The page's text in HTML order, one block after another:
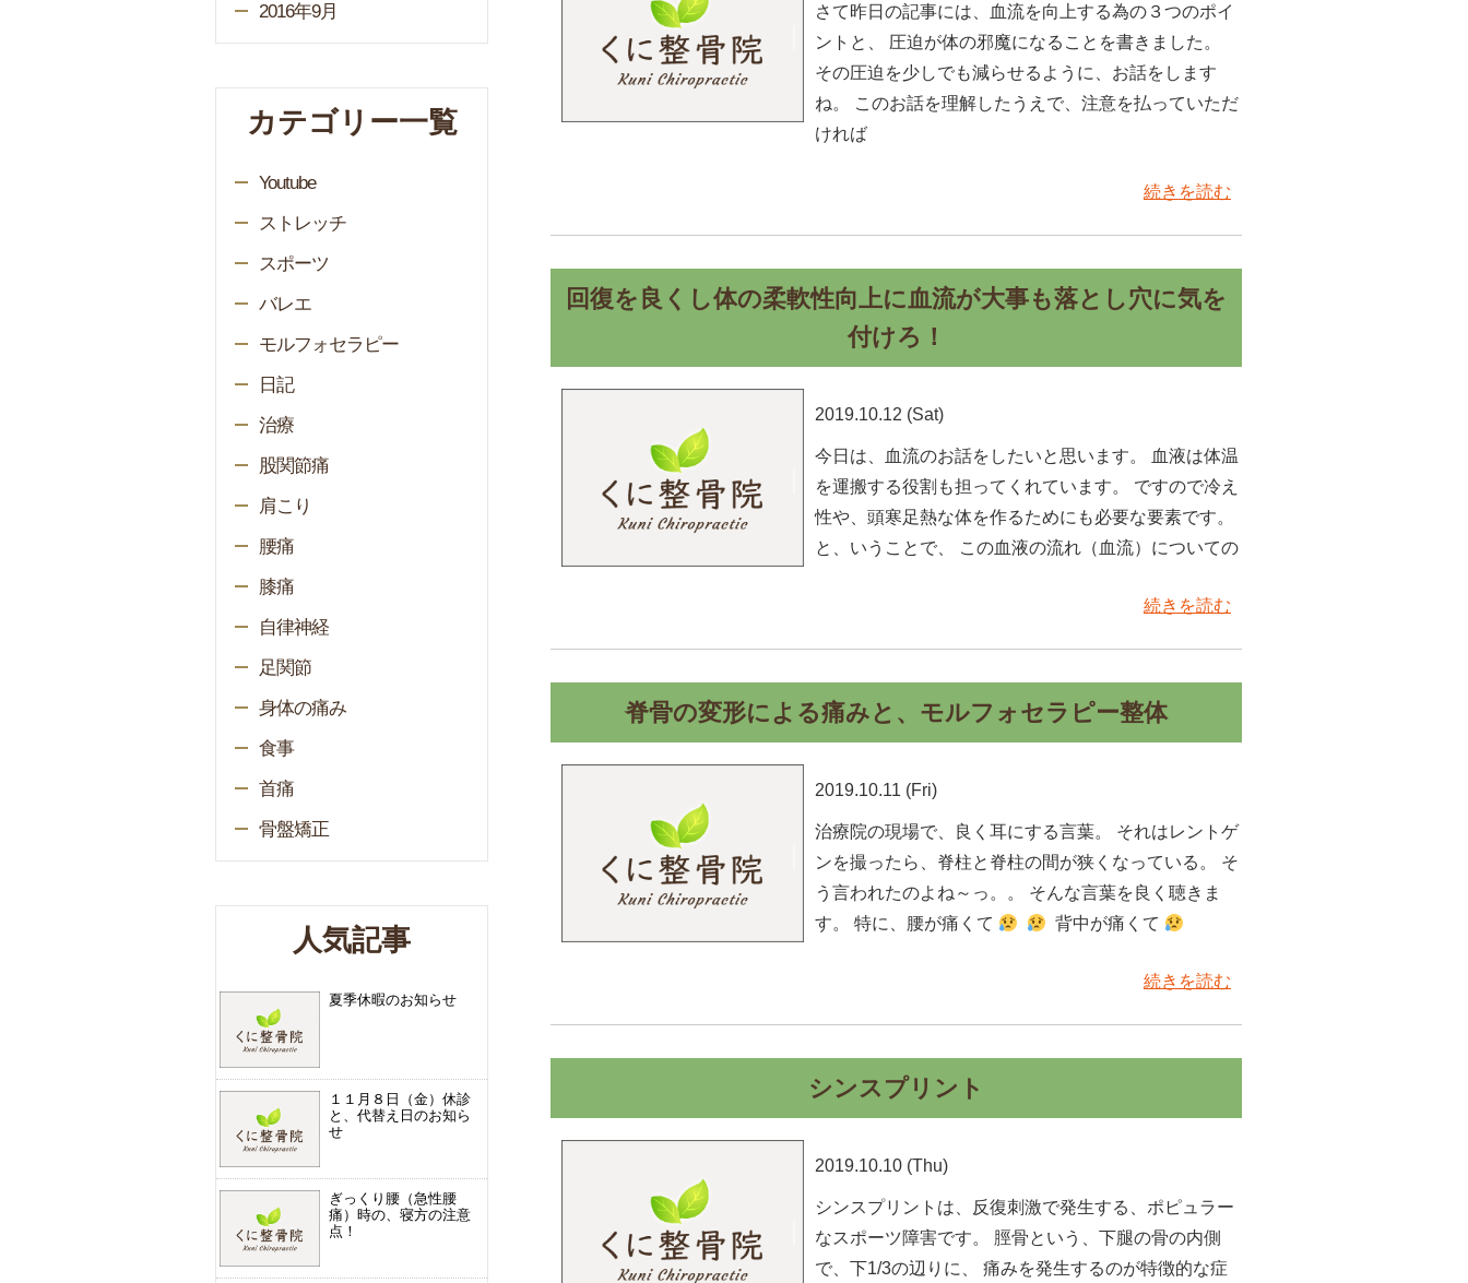
さて昨日の記事には、血流を向上する為の３つのポイ
ントと、 圧迫が体の邪魔になることを書きました。
その圧迫を少しでも減らせるように、お話をします
ね。 このお話を理解したうえで、注意を払っていただ
ければ
続きを読む
回復を良くし体の柔軟性向上に血流が大事も落とし穴に気を
付けろ！
2019.10.12 (Sat)
今日は、血流のお話をしたいと思います。 血液は体温
を運搬する役割も担ってくれています。 ですので冷え
性や、頭寒足熱な体を作るためにも必要な要素です。
と、いうことで、 この血液の流れ（血流）についての
続きを読む
脊骨の変形による痛みと、モルフォセラピー整体
2019.10.11 (Fri)
治療院の現場で、良く耳にする言葉。 それはレントゲ
ンを撮ったら、脊柱と脊柱の間が狭くなっている。 そ
う言われたのよね～っ。。 そんな言葉を良く聴きま
す。 特に、腰が痛くて
背中が痛くて
続きを読む
シンスプリント
2019.10.10 (Thu)
シンスプリントは、反復刺激で発生する、ポピュラー
なスポーツ障害です。 脛骨という、下腿の骨の内側
で、下1/3の辺りに、 痛みを発生するのが特徴的な症
2016年9月
カテゴリー一覧
Youtube
ストレッチ
スポーツ
バレエ
モルフォセラピー
日記
治療
股関節痛
肩こり
腰痛
膝痛
自律神経
足関節
身体の痛み
食事
首痛
骨盤矯正
人気記事
夏季休暇のお知らせ
１１月８日（金）休診
と、代替え日のお知ら
せ
ぎっくり腰（急性腰
痛）時の、寝方の注意
点！